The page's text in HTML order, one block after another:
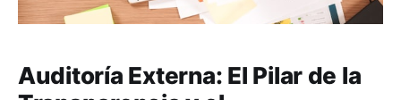
Auditoría Externa: El Pilar de la